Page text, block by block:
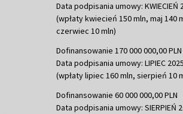
Data podpisania umowy: KWIECIEŃ
(wpłaty kwiecień 150 mln, maj 140
czerwiec 10 mln)
Dofinansowanie 170 000 000,00 PLN
Data podpisania umowy: LIPIEC 2025
(wpłaty lipiec 160 mln, sierpień 10
Dofinansowanie 60 000 000,00 PLN
Data podpisania umowy: SIERPIEŃ